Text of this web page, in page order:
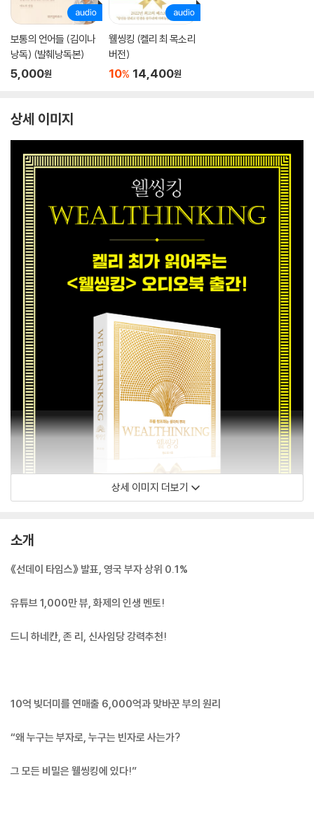
보통의 언어들 (김이나
낭독) (발췌낭독본)
5,000원
웰씽킹 (켈리 최 목소리
버전)
10% 14,400원
상세 이미지
상세 이미지 더보기
소개
《선데이 타임스》 발표, 영국 부자 상위 0.1%
유튜브 1,000만 뷰, 화제의 인생 멘토!
드니 하네칸, 존 리, 신사임당 강력추천!
10억 빚더미를 연매출 6,000억과 맞바꾼 부의 원리
“왜 누구는 부자로, 누구는 빈자로 사는가?
그 모든 비밀은 웰씽킹에 있다!”